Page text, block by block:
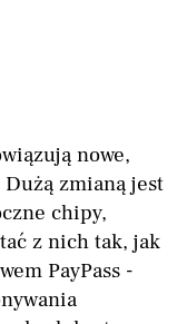
nowe,
zmianą jest
chipy,
z nich tak, jak
PayPass -